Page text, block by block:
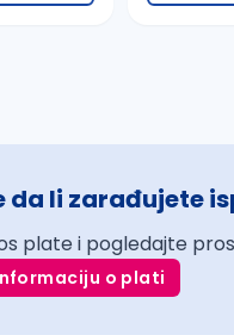
da li zarađujete
plate i pogledajte
o plati